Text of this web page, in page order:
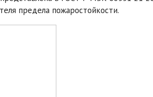
предела пожаростойкости.